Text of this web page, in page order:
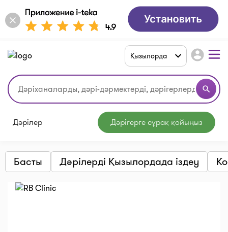
search
Қызылорда account_circle
Дәрілер Дәрігерге сұрақ қойыңыз
Басты Дәрілерді Қызылордада іздеу